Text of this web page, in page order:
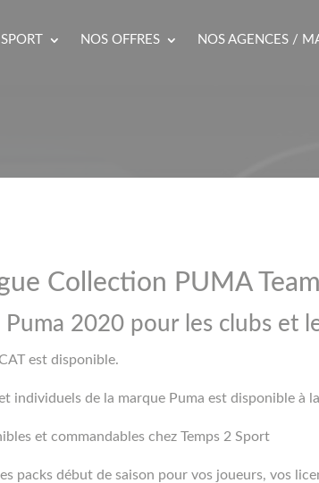
NOS OFFRES NOS AGENCES /
Collection PUMA
2020 pour les clubs et
est disponible.
individuels de la marque Puma est disponible à
et commandables chez Temps 2 Sport
packs début de saison pour vos joueurs, vos